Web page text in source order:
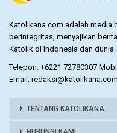
Katolikana.com adalah media
berintegritas, menyajikan
Katolik di Indonesia dan dunia.
Telepon: +6221 72780307
Email: redaksi@katolikana.com
TENTANG KATOLIKANA